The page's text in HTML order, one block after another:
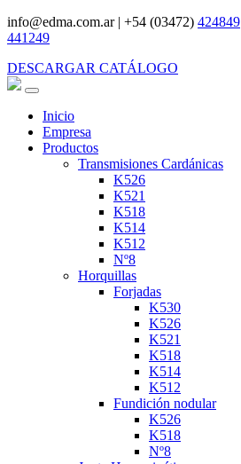
info@edma.com.ar| +54 (03472) 424849
441249
DESCARGAR CATÁLOGO
Inicio
Empresa
Productos
Transmisiones Cardánicas
K526
K521
K518
K514
K512
Nº8
Horquillas
Forjadas
K530
K526
K521
K518
K514
K512
Fundición nodular
K526
K518
Nº8